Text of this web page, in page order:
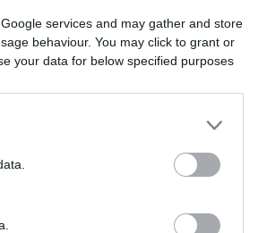
services and may gather and store
behaviour. You may click to grant or
your data for below specified purposes